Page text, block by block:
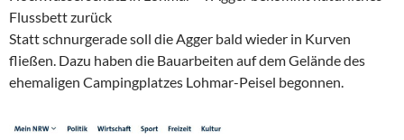
Flussbett zurück
Statt schnurgerade soll die Agger bald wieder in Kurven
fließen. Dazu haben die Bauarbeiten auf dem Gelände des
ehemaligen Campingplatzes Lohmar-Peisel begonnen.